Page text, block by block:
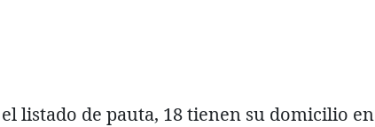
listado de pauta, 18 tienen su domicilio en